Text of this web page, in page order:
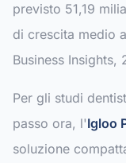
previsto 51,19
di crescita medio
Business Insights,
Per gli studi
passo ora, l'Igloo
soluzione